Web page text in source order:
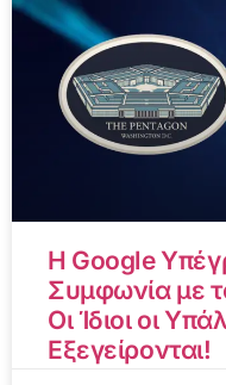
Η Google
Συμφωνία με
Οι Ίδιοι οι
Εξεγείρονται!